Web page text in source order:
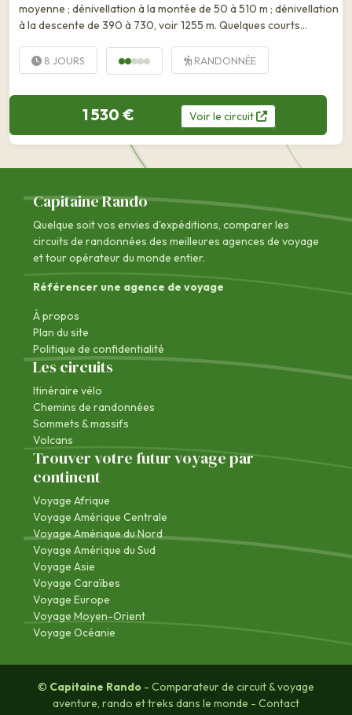
moyenne ; dénivellation à la montée de 50 à 510 m ; dénivellation
à la descente de 390 à 730, voir 1255 m. Quelques courts
8 JOURS RANDONNÉE
1 530 € Voirle circuit
Capitaine Rando
Quelque soit vos envies d'expéditions, comparer les
circuits de randonnées des meilleures agences de voyage
et tour opérateur du monde entier.
Référencer une agence de voyage
À propos
Plan du site
Politique de confidentialité
Les circuits
Itinéraire vélo
Chemins de randonnées
Sommets & massifs
Volcans
Trouver votre futur voyage par
continent
Voyage Afrique
Voyage Amérique Centrale
Voyage Amérique du Nord
Voyage Amérique du Sud
Voyage Asie
Voyage Caraïbes
Voyage Europe
Voyage Moyen-Orient
Voyage Océanie
© Capitaine Rando - Comparateur de circuit & voyage
aventure, rando et treks dans le monde - Contact